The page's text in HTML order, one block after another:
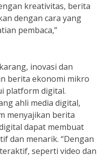
kreativitas, berita
dengan cara yang
pembaca,”
inovasi dan
berita ekonomi mikro
platform digital.
ahli media digital,
menyajikan berita
dapat membuat
dan menarik. “Dengan
seperti video dan